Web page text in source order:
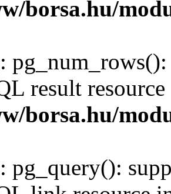
borsa.hu/
:
result
borsa.hu/
: pg_query():